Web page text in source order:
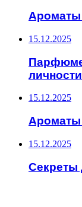
Ароматы
15.12.2025
личности
15.12.2025
Ароматы
15.12.2025
Секреты